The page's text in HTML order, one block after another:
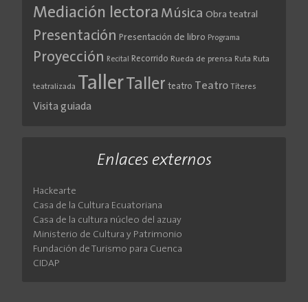
Mediación lectora Música Obra teatral
Presentación Presentación de libro Programa
Proyección Recital Recorrido Rueda de prensa Ruta Ruta
teatralizada Taller Taller teatro Teatro Títeres
Visita guiada
Enlaces externos
Hackearte
Casa de la Cultura Ecuatoriana
Casa de la cultura núcleo del azuay
Ministerio de Cultura y Patrimonio
Fundación de Turismo para Cuenca
CIDAP